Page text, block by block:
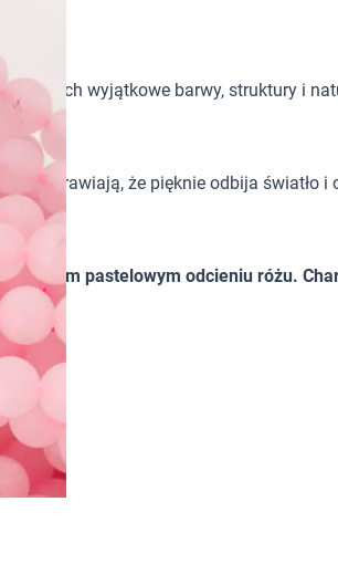
Ich wyjątkowe barwy, struktury i
sprawiają, że pięknie odbija światło
pastelowym odcieniu różu.